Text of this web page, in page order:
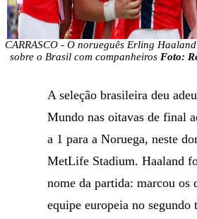
CARRASCO - O norueguês Erling
sobre o Brasil com companheiros Foto:
A seleção brasileira deu
Mundo nas oitavas de final
a 1 para a Noruega, neste
MetLife Stadium. Haaland
nome da partida: marcou os
equipe europeia no segundo